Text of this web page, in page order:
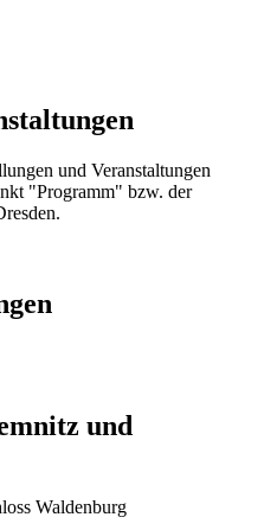
und Veranstaltungen
"Programm" bzw. der
und
Waldenburg